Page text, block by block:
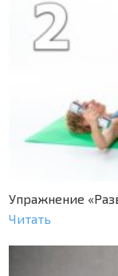
Упражнение
Читать